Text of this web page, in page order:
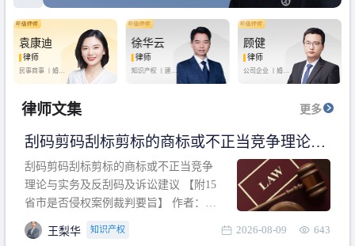
袁康迪
律师
民事商事 丨 婚姻
徐华云
律师
知识产权 丨 建设
顾健
律师
公司企业 丨婚姻
房产纠纷
律师文集 更多
刮码剪码刮标剪标的商标或不正当竞争理论与
实务及反刮码及诉讼建议 【附15省市是否侵权
案例裁判要旨】
刮码剪码刮标剪标的商标或不正当竞争
理论与实务及反刮码及诉讼建议 【附15
省市是否侵权案例裁判要旨】 作者：浙
江杭知桥律师事务所 王梨华 周靖超 【导
读】 第一部分：刮码剪码刮标剪标的商
王梨华 知识产权 2026-08-09 643